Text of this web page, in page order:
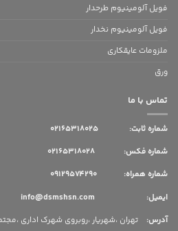
فویل آلومینیوم طرحدار
فویل آلومینیوم نخدار
ملزومات عایقکاری
ورق
تماس با ما
شماره ثابت:
شماره فکس: 02165318028
شماره همراه: 09129574290
ایمیل: info@dsmshsn.com
آدرس: تهران ،شهریار ،روبروی شهرک اداری ،مجتمع